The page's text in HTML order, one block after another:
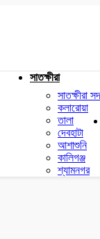
সাতক্ষীরা
সাতক্ষীরা
কলারোয়া
তালা
দেবহাটা
আশাশুনি
কালিগঞ্জ
শ্যামনগর